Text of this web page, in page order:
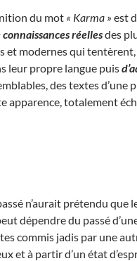
du mot « Karma » est
réellesdes
et modernes qui tentèrent,
leur propre langue puis
des textes d’une
apparence, totalement
n’aurait prétendu que
dépendre du passé
commis jadis par une
et à partir d’un état